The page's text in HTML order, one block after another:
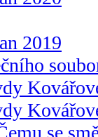
2019